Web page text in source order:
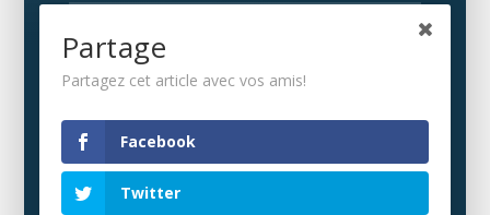
Partage
Partagez cet article avec vos amis!
Facebook
Twitter